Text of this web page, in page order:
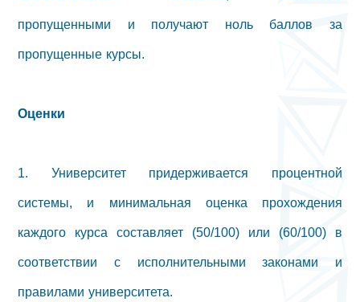
пропущенными и получают ноль баллов за
пропущенные курсы.
Оценки
1. Университет придерживается процентной
системы, и минимальная оценка прохождения
каждого курса составляет (50/100) или (60/100) в
соответствии с исполнительными законами и
правилами университета.